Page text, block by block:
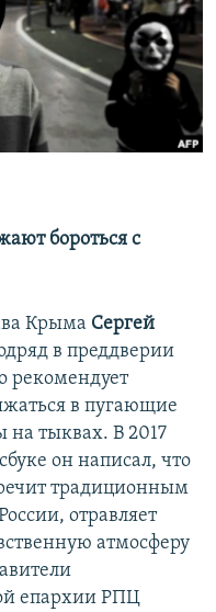
бороться с
Крыма Сергей
в преддверии
рекомендует
в пугающие
на тыквах. В 2017
он написал, что
традиционным
отравляет
атмосферу
епархии РПЦ